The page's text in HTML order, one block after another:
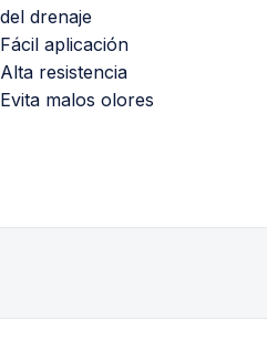
del drenaje
Fácil aplicación
Alta resistencia
Evita malos olores